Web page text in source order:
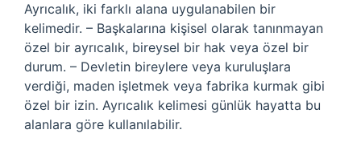
Ayrıcalık, iki farklı alana uygulanabilen bir
kelimedir. – Başkalarına kişisel olarak tanınmayan
özel bir ayrıcalık, bireysel bir hak veya özel bir
durum. – Devletin bireylere veya kuruluşlara
verdiği, maden işletmek veya fabrika kurmak gibi
özel bir izin. Ayrıcalık kelimesi günlük hayatta bu
alanlara göre kullanılabilir.